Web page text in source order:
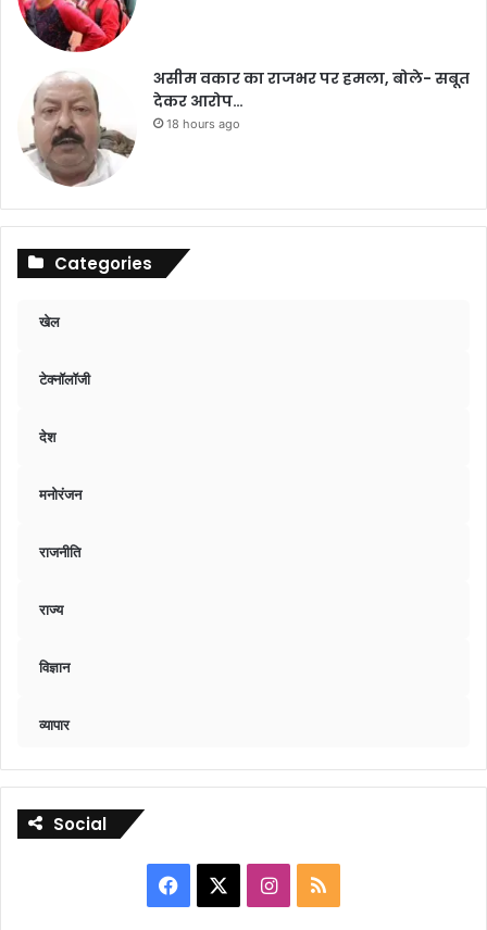
असीम वकार का राजभर पर हमला, बोले- सबूत
देकर आरोप…
18 hours ago
Categories
खेल
टेक्नॉलॉजी
देश
मनोरंजन
राजनीति
राज्य
विज्ञान
व्यापार
Social
Facebook Instagram
RSS